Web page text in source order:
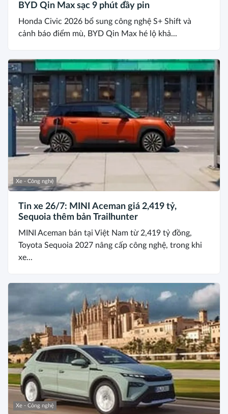
BYD Qin Max sạc 9 phút đầy pin
Honda Civic 2026 bổ sung công nghệ S+ Shift và
cảnh báo điểm mù, BYD Qin Max hé lộ khả...
Xe - Công nghệ
Tin xe 26/7: MINI Aceman giá 2,419 tỷ,
Sequoia thêm bản Trailhunter
MINI Aceman bán tại Việt Nam từ 2,419 tỷ đồng,
Toyota Sequoia 2027 nâng cấp công nghệ, trong khi
xe...
Xe - Công nghệ